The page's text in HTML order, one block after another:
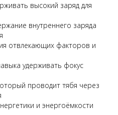
высокий заряд для
внутреннего заряда
отвлекающих факторов и
удерживать фокус
проводит тябя через
и энергоёмкости